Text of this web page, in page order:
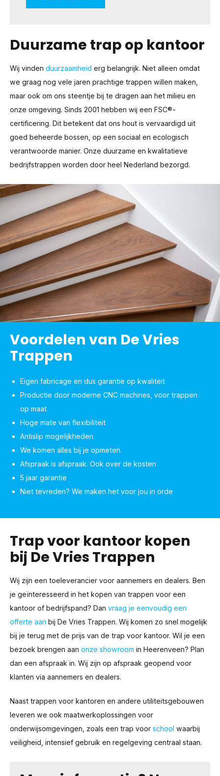
Duurzame trap op kantoor
Wij vinden duurzaamheid erg belangrijk. Niet alleen omdat
we graag nog vele jaren prachtige trappen willen maken,
maar ook om ons steentje bij te dragen aan het milieu en
onze omgeving. Sinds 2001 hebben wij een FSC®-
certificering. Dit betekent dat ons hout is vervaardigd uit
goed beheerde bossen, op een sociaal en ecologisch
verantwoorde manier. Onze duurzame en kwalitatieve
bedrijfstrappen worden door heel Nederland bezorgd.
Voordelen van De Vries
Trappen
Eigen fabricage en dus garantie op kwaliteit
Productie door moderne CNC machines, voor trappen
op maat
Hoge mate van flexibiliteit
Antislip mogelijkheden
We komen alles bij je opmeten.
Afspraak is afspraak. Ook over de kosten
5 jaar garantie
Niet tevreden? We maken het voor jou in orde
Trap voor kantoor kopen
bij De Vries Trappen
Wij zijn een toeleverancier voor aannemers en dealers. Ben
je geïnteresseerd in het kopen van trappen voor een
kantoor of bedrijfspand? Dan vraag je eenvoudig een
offerte aan bij De Vries Trappen. Wij komen zo snel mogelijk
bij je terug met de prijs van de trap voor kantoor. Wil je een
bezoek brengen aan onze showroom in Heerenveen? Plan
dan een afspraak in. Wij zijn op afspraak geopend voor
klanten via aannemers en dealers.
Naast trappen voor kantoren en andere utiliteitsgebouwen
leveren we ook maatwerkoplossingen voor
onderwijsomgevingen, zoals een trap voor school waarbij
veiligheid, intensief gebruik en regelgeving centraal staan.